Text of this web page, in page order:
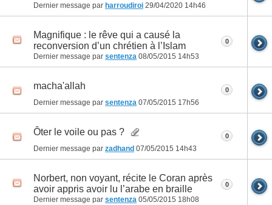
Dernier message par harroudiroi 29/04/2020 14h46
Magnifique : le rêve qui a causé la
reconversion d’un chrétien à l’Islam
Dernier message par sentenza 08/05/2015 14h53
0
macha'allah
Dernier message par sentenza 07/05/2015 17h56
0
Ôter le voile ou pas ?
Dernier message par zadhand 07/05/2015 14h43
0
Norbert, non voyant, récite le Coran après
avoir appris avoir lu l’arabe en braille
Dernier message par sentenza 05/05/2015 18h08
0